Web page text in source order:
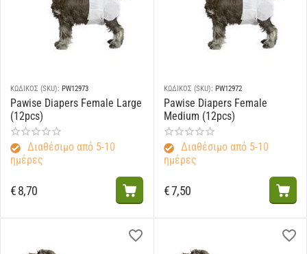
ΚΩΔΙΚΟΣ (SKU): PW12973
Pawise Diapers Female Large
(12pcs)
Διαθέσιμο από 5-10
ημέρες
€8,70
ΚΩΔΙΚΟΣ (SKU): PW12972
Pawise Diapers Female
Medium (12pcs)
Διαθέσιμο από 5-10
ημέρες
€7,50